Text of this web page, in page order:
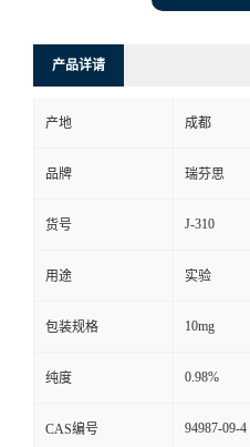
式
产品详请
产地 成都
品牌 瑞芬思
货号 J-310
用途 实验
包装规格 10mg
纯度 0.98%
CAS编号 94987-09-4